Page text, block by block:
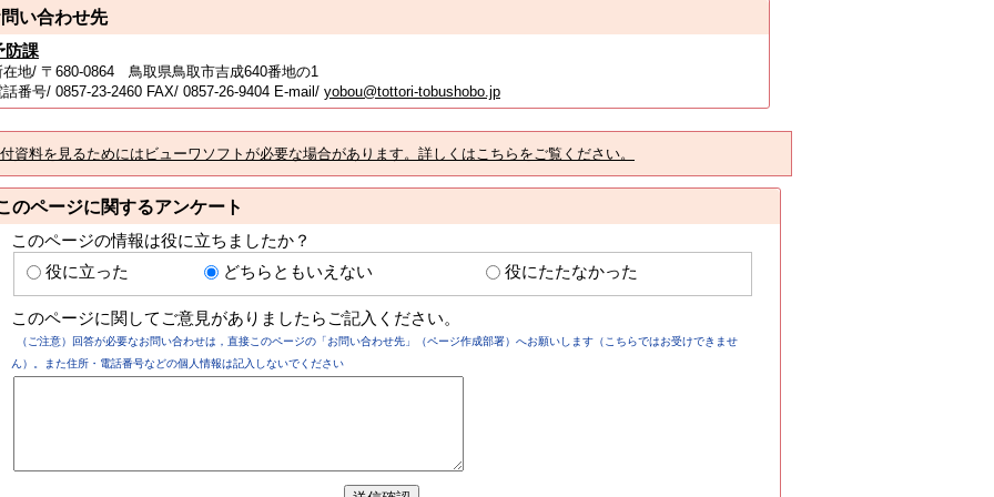
い合わせ先
防課
在地/ 〒680-0864 鳥取県鳥取市吉成640番地の1
話番号/ 0857-23-2460 FAX/ 0857-26-9404 E-mail/ yobou@tottori-tobushobo.jp
資料を見るためにはビューワソフトが必要な場合があります。詳しくはこちらをご覧ください。
のページに関するアンケート
このページの情報は役に立ちましたか？
役に立った
どちらともいえない 役にたたなかった
このページに関してご意見がありましたらご記入ください。
（ご注意）回答が必要なお問い合わせは，直接このページの「お問い合わせ先」（ページ作成部署）へお願いします（こちらではお受けできませ
ん）。また住所・電話番号などの個人情報は記入しないでください